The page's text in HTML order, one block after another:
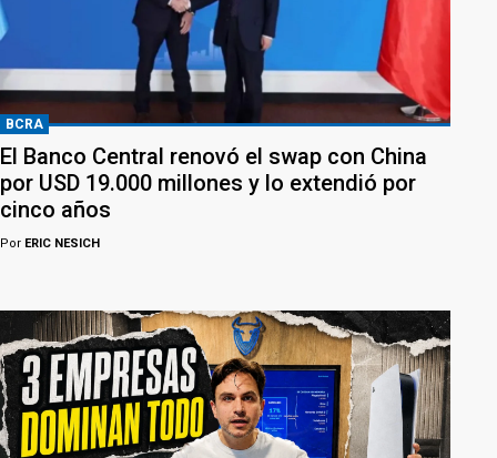
BCRA
El Banco Central renovó el swap con China
por USD 19.000 millones y lo extendió por
cinco años
Por ERIC NESICH